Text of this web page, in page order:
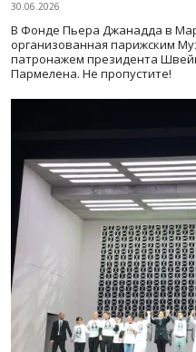
30.06.2026
В Фонде Пьера Джанадда в
организованная парижским
патронажем президента
Пармелена. Не пропустите!